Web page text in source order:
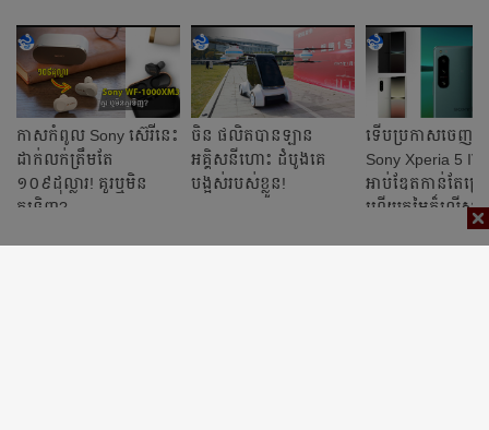
កាសកំពូល Sony ស៊េរីនេះ
ដាក់លក់ត្រឹមតែ
១០៩ដុល្លារ! គួរឬមិន
គួរទិញ?
ចិន ផលិតបានឡាន
អគ្គិសនីហោះ ដំបូងគេ
បង្អស់របស់ខ្លួន!
ទើបប្រកាសចេញក្
Sony Xperia 5 IV
អាប់ឌែតកាន់តែច្រ
ហើយតម្លៃក៏លើស